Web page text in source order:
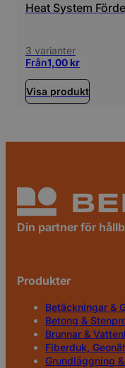
Heat System
3 varianter
Från1,00 kr
Visa produkt
Din partner för
Produkter
Betäckningar &
Betong &
Brunnar &
Fiberduk,
Grundläggning